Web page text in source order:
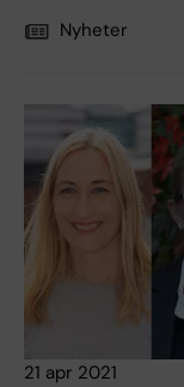
Nyheter
21 apr 2021